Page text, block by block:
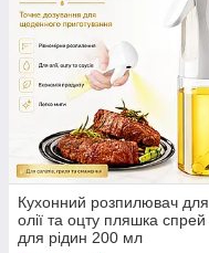
Кухонний розпилювач для
олії та оцту пляшка спрей
для рідин 200 мл